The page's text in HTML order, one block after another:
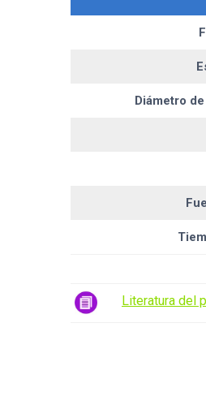
Diámetro
Literatura del